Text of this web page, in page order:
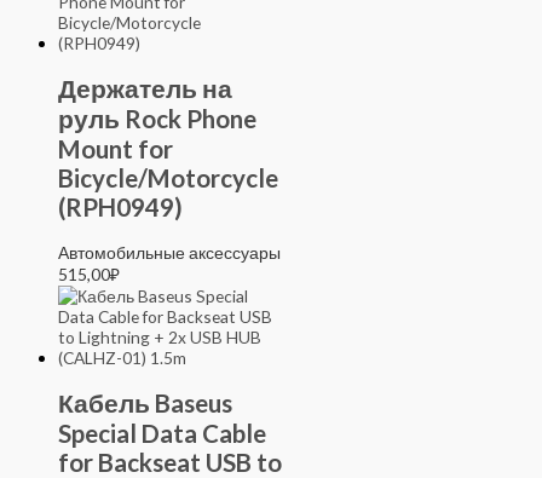
Держатель на
руль Rock Phone
Mount for
Bicycle/Motorcycle
(RPH0949)
Автомобильные аксессуары
515,00₽
Кабель Baseus
Special Data Cable
for Backseat USB to